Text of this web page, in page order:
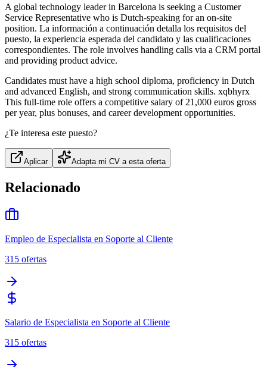
A global technology leader in Barcelona is seeking a Customer
Service Representative who is Dutch-speaking for an on-site
position. La información a continuación detalla los requisitos del
puesto, la experiencia esperada del candidato y las cualificaciones
correspondientes. The role involves handling calls via a CRM portal
and providing product advice.
Candidates must have a high school diploma, proficiency in Dutch
and advanced English, and strong communication skills. xqbhyrx
This full-time role offers a competitive salary of 21,000 euros gross
per year, plus bonuses, and career development opportunities.
¿Te interesa este puesto?
Aplicar Adapta mi CV a esta oferta
Relacionado
Empleo de Especialista en Soporte al Cliente
315 ofertas
Salario de Especialista en Soporte al Cliente
315 ofertas